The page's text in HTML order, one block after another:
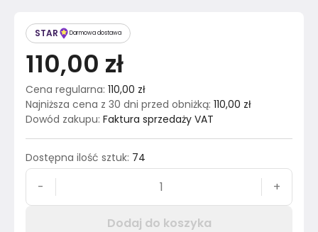
STAR Darmowa dostawa
110,00 zł
Cena regularna: 110,00 zł
Najniższa cena z 30 dni przed obniżką: 110,00 zł
Dowód zakupu: Faktura sprzedaży VAT
Dostępna ilość sztuk: 74
- +
Dodaj do koszyka